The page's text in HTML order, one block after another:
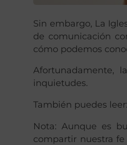
Sin embargo, La
de comunicación
cómo podemos
Afortunadamente,
inquietudes.
También puedes leer:
Nota: Aunque es
compartir nuestra